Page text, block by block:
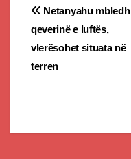
Post
navigation
Netanyahu mbledh
qeverinë e luftës,
vlerësohet situata në
terren